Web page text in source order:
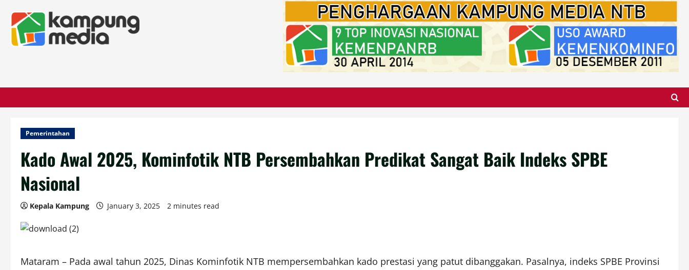
Pemerintahan
Kado Awal 2025, Kominfotik NTB Persembahkan Predikat Sangat Baik Indeks SPBE
Nasional
Kepala Kampung January 3, 2025 2 minutes read
Mataram – Pada awal tahun 2025, Dinas Kominfotik NTB mempersembahkan kado prestasi yang patut dibanggakan. Pasalnya, indeks SPBE Provinsi